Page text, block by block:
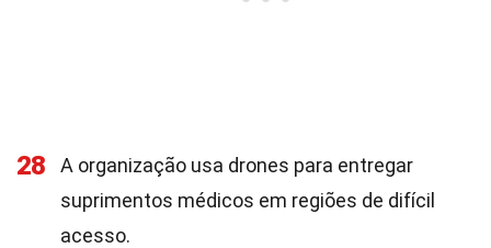
28
A organização usa drones para entregar
suprimentos médicos em regiões de difícil
acesso.